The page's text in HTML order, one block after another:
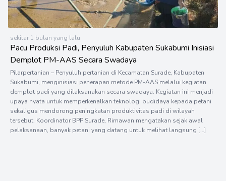
sekitar 1 bulan yang lalu
Pacu Produksi Padi, Penyuluh Kabupaten Sukabumi Inisiasi
Demplot PM-AAS Secara Swadaya
Pilarpertanian – Penyuluh pertanian di Kecamatan Surade, Kabupaten
Sukabumi, menginisiasi penerapan metode PM-AAS melalui kegiatan
demplot padi yang dilaksanakan secara swadaya. Kegiatan ini menjadi
upaya nyata untuk memperkenalkan teknologi budidaya kepada petani
sekaligus mendorong peningkatan produktivitas padi di wilayah
tersebut. Koordinator BPP Surade, Rimawan mengatakan sejak awal
pelaksanaan, banyak petani yang datang untuk melihat langsung […]